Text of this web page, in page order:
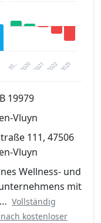
20… 2021 2023
2020 2022
19979
Vluyn
111, 47506
Vluyn
Wellness- und
mit
Vollständig
kostenloser